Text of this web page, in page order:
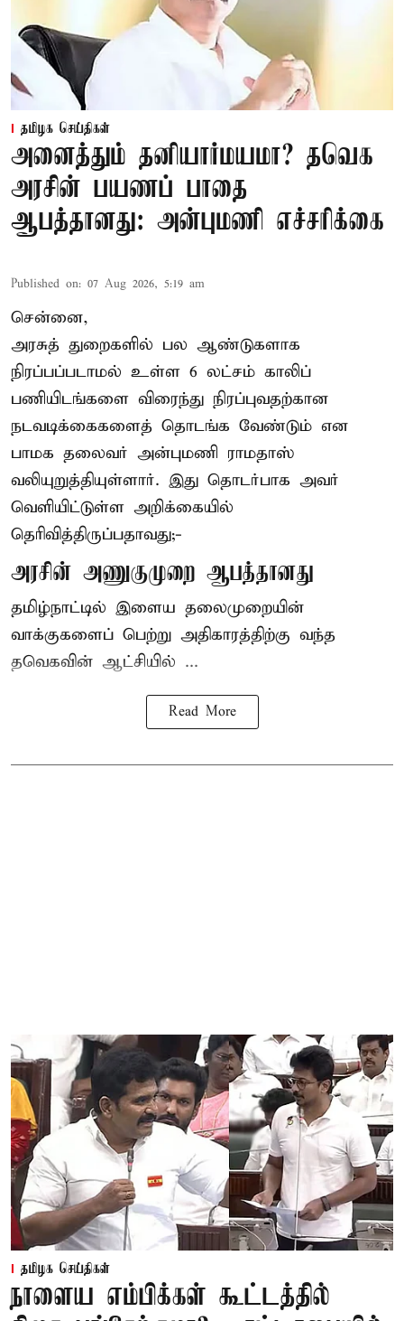
தமிழக செய்திகள்
அனைத்தும் தனியார்மயமா? தவெக
அரசின் பயணப் பாதை
ஆபத்தானது: அன்புமணி எச்சரிக்கை
Published on: 07 Aug 2026, 5:19 am
சென்னை,
அரசுத் துறைகளில் பல ஆண்டுகளாக
நிரப்பப்படாமல் உள்ள 6 லட்சம் காலிப்
பணியிடங்களை விரைந்து நிரப்புவதற்கான
நடவடிக்கைகளைத் தொடங்க வேண்டும் என
பாமக தலைவர் அன்புமணி ராமதாஸ்
வலியுறுத்தியுள்ளார். இது தொடர்பாக அவர்
வெளியிட்டுள்ள அறிக்கையில்
தெரிவித்திருப்பதாவது;-
அரசின் அணுகுமுறை ஆபத்தானது
தமிழ்நாட்டில் இளைய தலைமுறையின்
வாக்குகளைப் பெற்று அதிகாரத்திற்கு வந்த
தவெகவின் ஆட்சியில் ...
Read More
தமிழக செய்திகள்
நாளைய எம்பிக்கள் கூட்டத்தில்